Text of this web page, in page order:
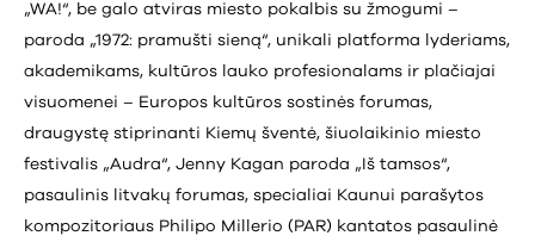
„WA!“, be galo atviras miesto pokalbis su žmogumi –
paroda „1972: pramušti sieną“, unikali platforma lyderiams,
akademikams, kultūros lauko profesionalams ir plačiajai
visuomenei – Europos kultūros sostinės forumas,
draugystę stiprinanti Kiemų šventė, šiuolaikinio miesto
festivalis „Audra“, Jenny Kagan paroda „Iš tamsos“,
pasaulinis litvakų forumas, specialiai Kaunui parašytos
kompozitoriaus Philipo Millerio (PAR) kantatos pasaulinė